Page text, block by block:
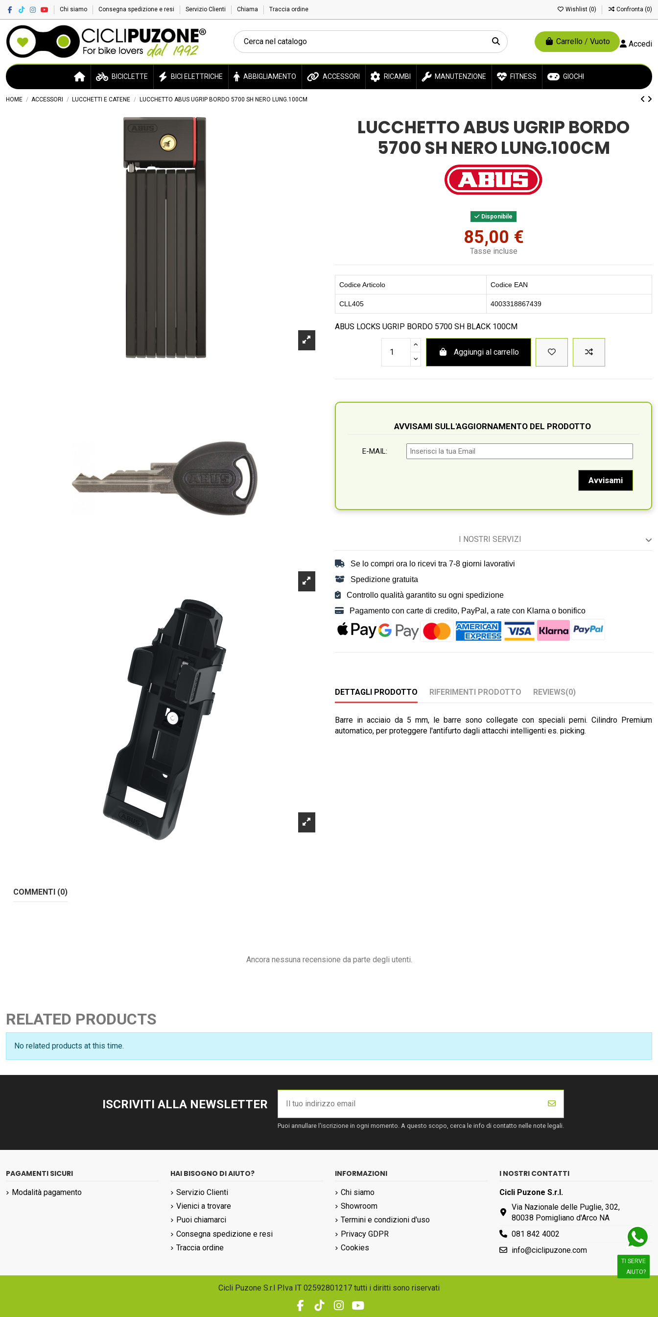
Chi siamo Consegna spedizione e resi Servizio Clienti Chiama Traccia ordine Wishlist (0) Confronta (0)
Carrello / Vuoto Accedi
BICICLETTE BICI ELETTRICHE ABBIGLIAMENTO ACCESSORI RICAMBI MANUTENZIONE FITNESS GIOCHI
HOME ACCESSORI LUCCHETTI E CATENE LUCCHETTO ABUS UGRIP BORDO 5700 SH NERO LUNG.100CM
LUCCHETTO ABUS UGRIP BORDO
5700 SH NERO LUNG.100CM
Disponibile
85,00 €
Tasse incluse
Codice Articolo Codice EAN
CLL405 4003318867439
ABUS LOCKS UGRIP BORDO 5700 SH BLACK 100CM
Aggiungi al carrello
AVVISAMI SULL'AGGIORNAMENTO DEL PRODOTTO
E-MAIL:
I NOSTRI SERVIZI
Se lo compri ora lo ricevi tra 7-8 giorni lavorativi
Spedizione gratuita
Controllo qualità garantito su ogni spedizione
Pagamento con carte di credito, PayPal, a rate con Klarna o bonifico
DETTAGLI PRODOTTO RIFERIMENTI PRODOTTO REVIEWS(0)
Barre in acciaio da 5 mm, le barre sono collegate con speciali perni. Cilindro Premium
automatico, per proteggere l'antifurto dagli attacchi intelligenti es. picking.
COMMENTI (0)
Ancora nessuna recensione da parte degli utenti.
RELATED PRODUCTS
No related products at this time.
ISCRIVITI ALLA NEWSLETTER
Puoi annullare l'iscrizione in ogni momento. A questo scopo, cerca le info di contatto nelle note legali.
PAGAMENTI SICURI
Modalità pagamento
HAI BISOGNO DI AIUTO?
Servizio Clienti
Vienici a trovare
Puoi chiamarci
Consegna spedizione e resi
Traccia ordine
INFORMAZIONI
Chi siamo
Showroom
Termini e condizioni d'uso
Privacy GDPR
Cookies
I NOSTRI CONTATTI
Cicli Puzone S.r.l.
Via Nazionale delle Puglie, 302,
80038 Pomigliano d'Arco NA
081 842 4002
info@ciclipuzone.com
TI SERVE
AIUTO?
Cicli Puzone S.r.l P.Iva IT 02592801217 tutti i diritti sono riservati